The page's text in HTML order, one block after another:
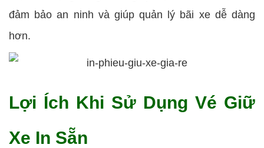
đảm bảo an ninh và giúp quản lý bãi xe dễ dàng
hơn.
Lợi Ích Khi Sử Dụng Vé Giữ
Xe In Sẵn